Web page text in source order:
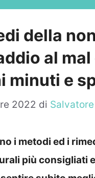
della
al
minuti e
2022 di
i metodi ed i
più consigliati